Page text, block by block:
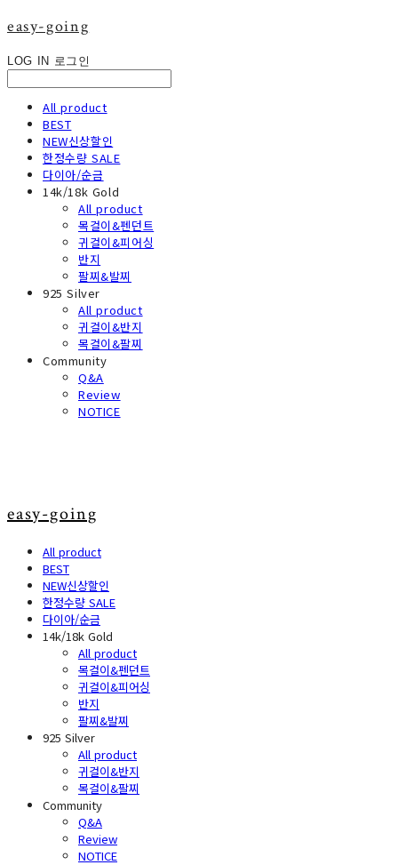
easy-going
LOG IN 로그인
All product
BEST
NEW신상할인
한정수량 SALE
다이아/순금
14k/18k Gold
All product
목걸이&펜던트
귀걸이&피어싱
반지
팔찌&발찌
925 Silver
All product
귀걸이&반지
목걸이&팔찌
Community
Q&A
Review
NOTICE
easy-going
All product
BEST
NEW신상할인
한정수량 SALE
다이아/순금
14k/18k Gold
All product
목걸이&펜던트
귀걸이&피어싱
반지
팔찌&발찌
925 Silver
All product
귀걸이&반지
목걸이&팔찌
Community
Q&A
Review
NOTICE